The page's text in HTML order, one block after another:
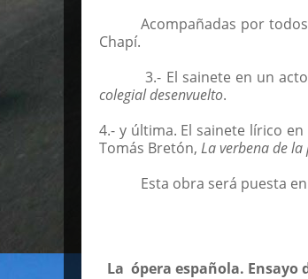
Acompañadas por
Chapí.
3.- El sainete en un
colegial desenvuelto.
4.- y última. El sainete lírico
Tomás Bretón, La verbena de
Esta obra será puesta
La ópera española. Ensayo